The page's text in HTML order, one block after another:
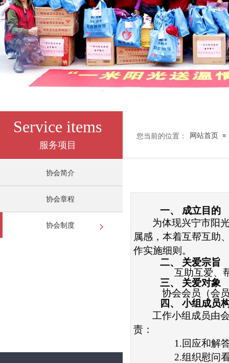
Service items
您当前的位置： 网站首页 ≡
服务项目
协会简介
协会章程
协会制度
一、 成立目的
为体现兴宁市阳
属感，本着互帮互助
作实施细则。
二、 关爱宗旨
互助互爱、
三、 关爱对象
协会会员（会
四、 小组成员
工作小组成员由
责：
1.回应和解
2.组织慰问